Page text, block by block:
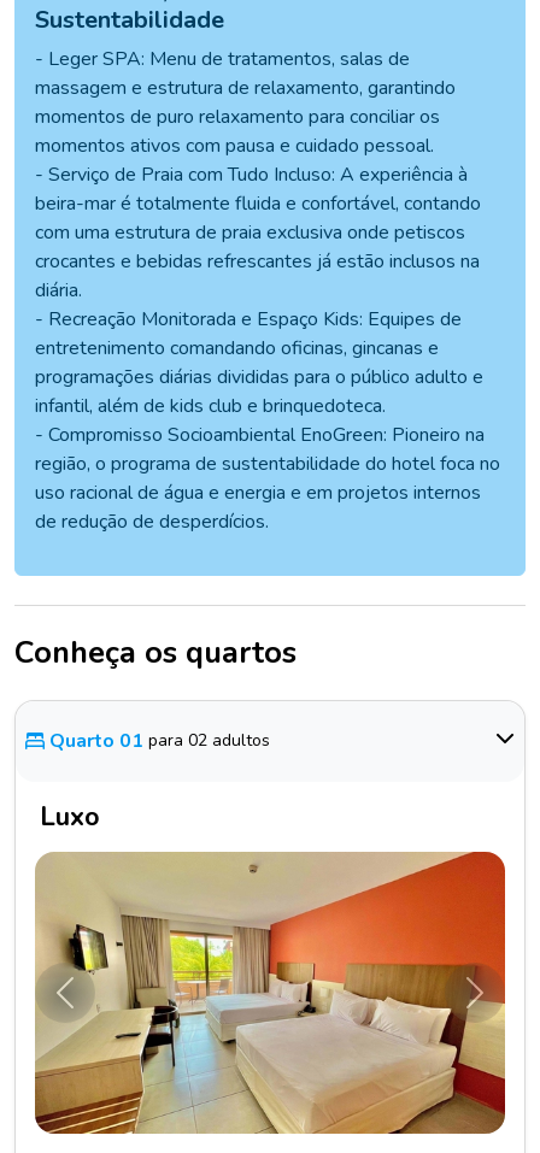
Sustentabilidade
- Leger SPA: Menu de tratamentos, salas de
massagem e estrutura de relaxamento, garantindo
momentos de puro relaxamento para conciliar os
momentos ativos com pausa e cuidado pessoal.
- Serviço de Praia com Tudo Incluso: A experiência à
beira-mar é totalmente fluida e confortável, contando
com uma estrutura de praia exclusiva onde petiscos
crocantes e bebidas refrescantes já estão inclusos na
diária.
- Recreação Monitorada e Espaço Kids: Equipes de
entretenimento comandando oficinas, gincanas e
programações diárias divididas para o público adulto e
infantil, além de kids club e brinquedoteca.
- Compromisso Socioambiental EnoGreen: Pioneiro na
região, o programa de sustentabilidade do hotel foca no
uso racional de água e energia e em projetos internos
de redução de desperdícios.
Conheça os quartos
Quarto 01 para 02 adultos
Luxo
Anterior